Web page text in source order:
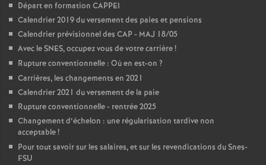
Départ en formation CAPPEI
Calendrier 2019 du versement des paies et pensions
Calendrier prévisionnel des CAP - MAJ 18/05
Avec le SNES, occupez vous de votre carrière!
Rupture conventionnelle : Où en est-on ?
Carrières, les changements en 2021
Calendrier 2021 du versement de la paie
Rupture conventionnelle - rentrée 2025
Changement d’échelon : une régularisation tardive non
acceptable!
Pour tout savoir sur les salaires, et sur les revendications du Snes-
FSU